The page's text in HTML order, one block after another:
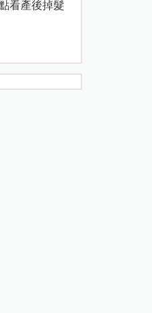
看產後掉髮